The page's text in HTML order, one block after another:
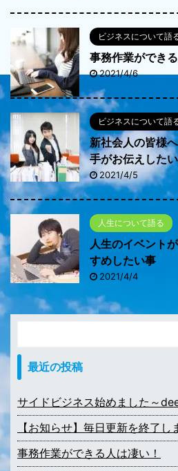
ビジネスについて語
事務作業ができ
2021/4/6
ビジネスについて語
新社会人の皆様
手がお伝えした
2021/4/5
人生について語る
人生のイベント
すめしたい事
2021/4/4
最近の投稿
サイドビジネス始めました～
【お知らせ】毎日更新を終了し
事務作業ができる人は凄い！